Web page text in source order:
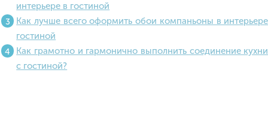
интерьере в гостиной
Как лучше всего оформить обои компаньоны в интерьере
гостиной
Как грамотно и гармонично выполнить соединение кухни
с гостиной?